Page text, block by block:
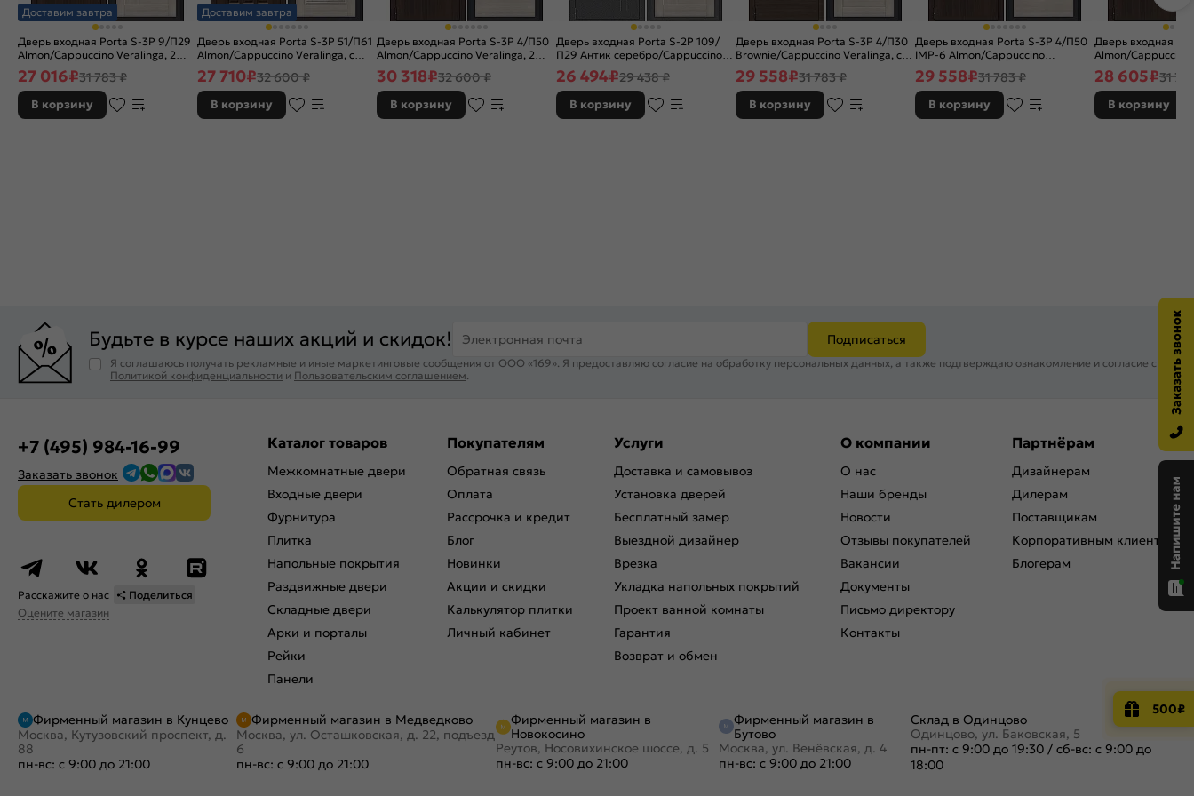
Доставим завтра
Дверь входная Porta S-3P 9/П29
Almon/Cappuccino Veralinga, 2
замка, с ночной задвижкой
27 016₽31 783 ₽
В корзину
Доставим завтра
Дверь входная Porta S-3P 51/П61
Almon/Cappuccino Veralinga, с
зеркалом, 2 замка, с ночной
задвижкой
27 710₽32 600 ₽
В корзину
Дверь входная Porta S-3P 4/П50
Almon/Cappuccino Veralinga, 2
замка, с ночной задвижкой
30 318₽32 600 ₽
В корзину
Дверь входная Porta S-2P 109/
П29 Антик серебро/Cappuccino
Veralinga, 2 замка, с ночной
задвижкой
26 494₽29 438 ₽
В корзину
Дверь входная Porta S-3P 4/П30
Brownie/Cappuccino Veralinga, с
зеркалом, 2 замка, с ночной
задвижкой
29 558₽31 783 ₽
В корзину
Дверь входная Porta S-3P 4/П50
IMP-6 Almon/Cappuccino
Veralinga, 2 замка, с ночной
задвижкой
29 558₽31 783 ₽
В корзину
Дверь входная
Almon/Cappuccino
замка, с ночной
28 605₽31
В корзину
Будьте в курсе наших акций и скидок! Электронная почта Подписаться
Я соглашаюсь получать рекламные и иные маркетинговые сообщения от ООО «169». Я предоставляю согласие на обработку персональных данных, а также подтверждаю ознакомление и согласие с
Политикой конфиденциальности и Пользовательским соглашением.
+7 (495) 984-16-99
Заказать звонок
Стать дилером
Расскажите о нас
Поделиться
Оцените магазин
Каталог товаров
Межкомнатные двери
Входные двери
Фурнитура
Плитка
Напольные покрытия
Раздвижные двери
Складные двери
Арки и порталы
Рейки
Панели
Покупателям
Обратная связь
Оплата
Рассрочка и кредит
Блог
Новинки
Акции и скидки
Калькулятор плитки
Личный кабинет
Услуги
Доставка и самовывоз
Установка дверей
Бесплатный замер
Выездной дизайнер
Врезка
Укладка напольных покрытий
Проект ванной комнаты
Гарантия
Возврат и обмен
О компании
О нас
Наши бренды
Новости
Отзывы покупателей
Вакансии
Документы
Письмо директору
Контакты
Партнёрам
Дизайнерам
Дилерам
Поставщикам
Корпоративным клиентам
Блогерам
Фирменный магазин в Кунцево
Москва, Кутузовский проспект, д.
88
пн-вс: с 9:00 до 21:00
Фирменный магазин в Медведково
Москва, ул. Осташковская, д. 22, подъезд
6
пн-вс: с 9:00 до 21:00
Фирменный магазин в
Новокосино
Реутов, Носовихинское шоссе, д. 5
пн-вс: с 9:00 до 21:00
Фирменный магазин в
Бутово
Москва, ул. Венёвская, д. 4
пн-вс: с 9:00 до 21:00
Склад в Одинцово
Одинцово, ул. Баковская, 5
пн-пт: с 9:00 до 19:30 /сб-вс: с 9:00 до
18:00
500₽